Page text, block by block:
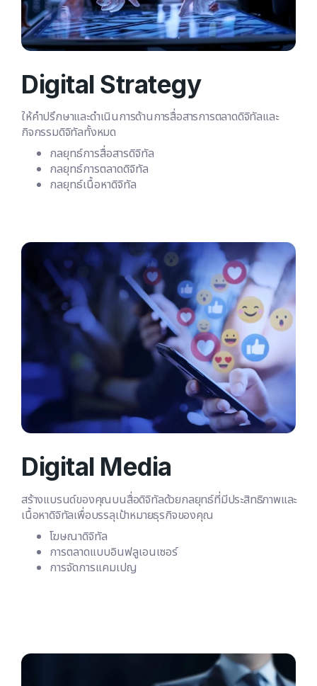
Digital Strategy
ให้คำปรึกษาและดำเนินการด้านการสื่อสารการตลาดดิจิทัลและ
กิจกรรมดิจิทัลทั้งหมด
กลยุทธ์การสื่อสารดิจิทัล
กลยุทธ์การตลาดดิจิทัล
กลยุทธ์เนื้อหาดิจิทัล
Digital Media
สร้างแบรนด์ของคุณบนสื่อดิจิทัลด้วยกลยุทธ์ที่มีประสิทธิภาพและ
เนื้อหาดิจิทัลเพื่อบรรลุเป้าหมายธุรกิจของคุณ​
โฆษณาดิจิทัล
การตลาดแบบอินฟลูเอนเซอร์
การจัดการแคมเปญ